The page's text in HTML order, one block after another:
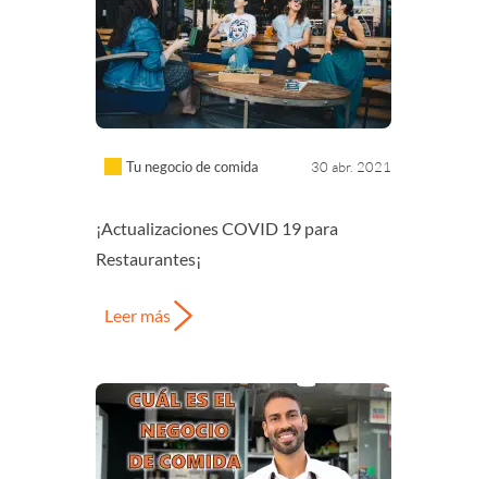
Tu negocio de comida 30 abr. 2021
¡Actualizaciones COVID 19 para
Restaurantes¡
Leer más